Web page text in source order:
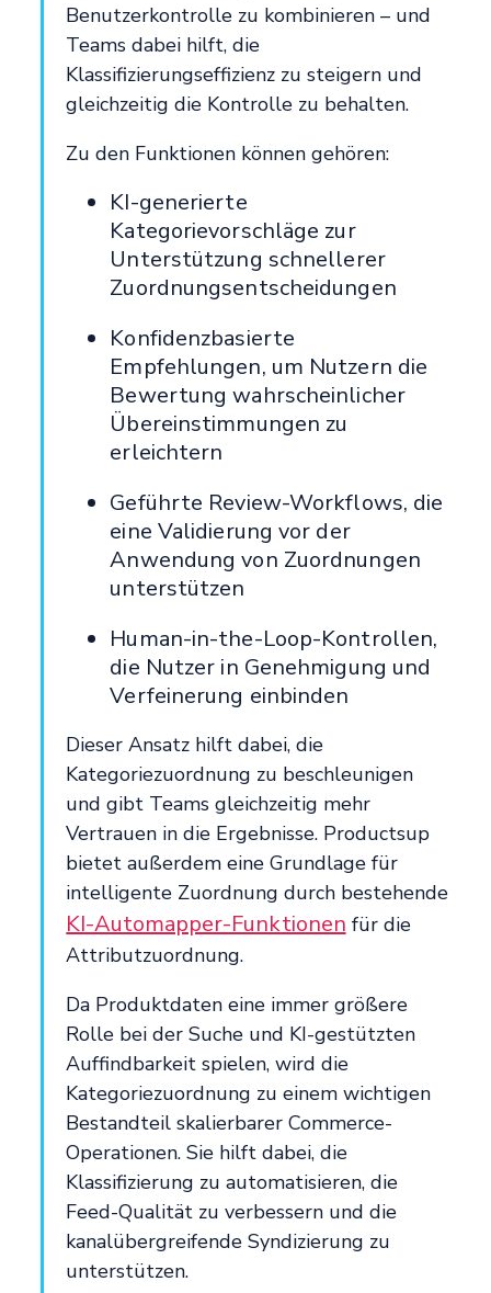
Benutzerkontrolle zu kombinieren – und
Teams dabei hilft, die
Klassifizierungseffizienz zu steigern und
gleichzeitig die Kontrolle zu behalten.
Zu den Funktionen können gehören:
KI-generierte
Kategorievorschläge zur
Unterstützung schnellerer
Zuordnungsentscheidungen
Konfidenzbasierte
Empfehlungen, um Nutzern die
Bewertung wahrscheinlicher
Übereinstimmungen zu
erleichtern
Geführte Review-Workflows, die
eine Validierung vor der
Anwendung von Zuordnungen
unterstützen
Human-in-the-Loop-Kontrollen,
die Nutzer in Genehmigung und
Verfeinerung einbinden
Dieser Ansatz hilft dabei, die
Kategoriezuordnung zu beschleunigen
und gibt Teams gleichzeitig mehr
Vertrauen in die Ergebnisse. Productsup
bietet außerdem eine Grundlage für
intelligente Zuordnung durch bestehende
KI-Automapper-Funktionen für die
Attributzuordnung.
Da Produktdaten eine immer größere
Rolle bei der Suche und KI-gestützten
Auffindbarkeit spielen, wird die
Kategoriezuordnung zu einem wichtigen
Bestandteil skalierbarer Commerce-
Operationen. Sie hilft dabei, die
Klassifizierung zu automatisieren, die
Feed-Qualität zu verbessern und die
kanalübergreifende Syndizierung zu
unterstützen.